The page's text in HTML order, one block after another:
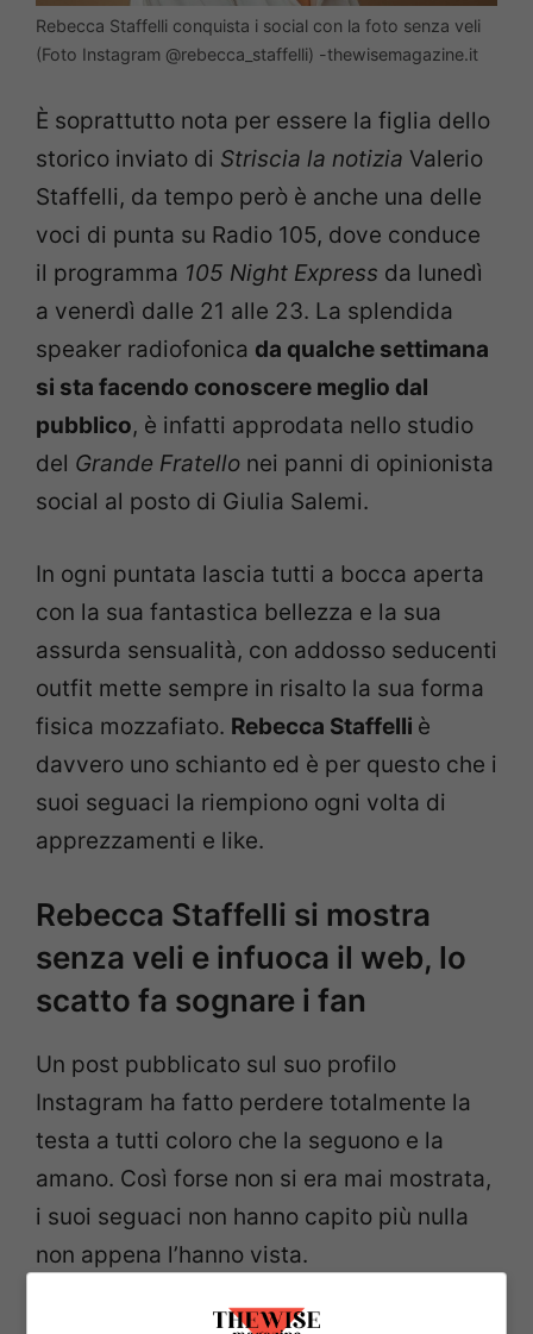
Rebecca Staffelli conquista i social con la foto senza veli
(Foto Instagram @rebecca_staffelli) -thewisemagazine.it
È soprattutto nota per essere la figlia dello
storico inviato di Striscia la notizia Valerio
Staffelli, da tempo però è anche una delle
voci di punta su Radio 105, dove conduce
il programma 105 Night Express da lunedì
a venerdì dalle 21 alle 23. La splendida
speaker radiofonica da qualche settimana
si sta facendo conoscere meglio dal
pubblico, è infatti approdata nello studio
del Grande Fratello nei panni di opinionista
social al posto di Giulia Salemi.
In ogni puntata lascia tutti a bocca aperta
con la sua fantastica bellezza e la sua
assurda sensualità, con addosso seducenti
outfit mette sempre in risalto la sua forma
fisica mozzafiato. Rebecca Staffelli è
davvero uno schianto ed è per questo che i
suoi seguaci la riempiono ogni volta di
apprezzamenti e like.
Rebecca Staffelli si mostra
senza veli e infuoca il web, lo
scatto fa sognare i fan
Un post pubblicato sul suo profilo
Instagram ha fatto perdere totalmente la
testa a tutti coloro che la seguono e la
amano. Così forse non si era mai mostrata,
i suoi seguaci non hanno capito più nulla
non appena l’hanno vista.